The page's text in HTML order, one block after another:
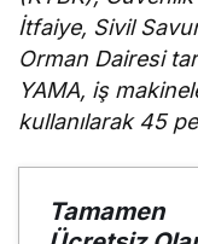
İtfaiye, Sivil
Orman Dairesi
YAMA, iş
kullanılarak 45
Tamamen